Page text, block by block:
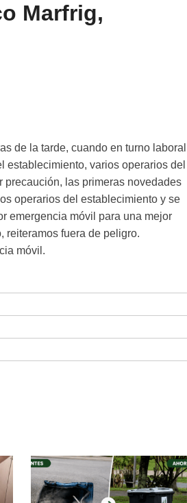
Marfrig,
de la tarde, cuando en turno laboral
establecimiento, varios operarios del
precaución, las primeras novedades
operarios del establecimiento y se
emergencia móvil para una mejor
reiteramos fuera de peligro.
móvil.